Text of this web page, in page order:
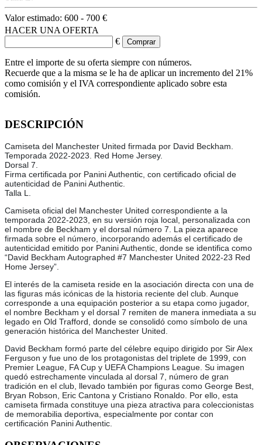
Valor estimado: 600 - 700 €
HACER UNA OFERTA
€
Entre el importe de su oferta siempre con números.
Recuerde que a la misma se le ha de aplicar un incremento del 21%
como comisión y el IVA correspondiente aplicado sobre esta
comisión.
DESCRIPCIÓN
Camiseta del Manchester United firmada por David Beckham.
Temporada 2022-2023. Red Home Jersey.
Dorsal 7.
Firma certificada por Panini Authentic, con certificado oficial de
autenticidad de Panini Authentic.
Talla L.
Camiseta oficial del Manchester United correspondiente a la
temporada 2022-2023, en su versión roja local, personalizada con
el nombre de Beckham y el dorsal número 7. La pieza aparece
firmada sobre el número, incorporando además el certificado de
autenticidad emitido por Panini Authentic, donde se identifica como
“David Beckham Autographed #7 Manchester United 2022-23 Red
Home Jersey”.
El interés de la camiseta reside en la asociación directa con una de
las figuras más icónicas de la historia reciente del club. Aunque
corresponde a una equipación posterior a su etapa como jugador,
el nombre Beckham y el dorsal 7 remiten de manera inmediata a su
legado en Old Trafford, donde se consolidó como símbolo de una
generación histórica del Manchester United.
David Beckham formó parte del célebre equipo dirigido por Sir Alex
Ferguson y fue uno de los protagonistas del triplete de 1999, con
Premier League, FA Cup y UEFA Champions League. Su imagen
quedó estrechamente vinculada al dorsal 7, número de gran
tradición en el club, llevado también por figuras como George Best,
Bryan Robson, Eric Cantona y Cristiano Ronaldo. Por ello, esta
camiseta firmada constituye una pieza atractiva para coleccionistas
de memorabilia deportiva, especialmente por contar con
certificación Panini Authentic.